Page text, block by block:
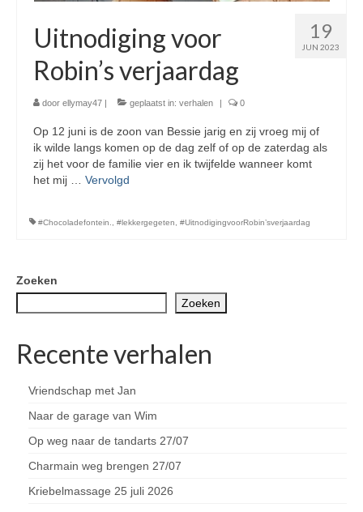
19
JUN 2023
Uitnodiging voor
Robin’s verjaardag
door ellymay47 | geplaatst in: verhalen | 0
Op 12 juni is de zoon van Bessie jarig en zij vroeg mij of
ik wilde langs komen op de dag zelf of op de zaterdag als
zij het voor de familie vier en ik twijfelde wanneer komt
het mij … Vervolgd
#Chocoladefontein. #lekkergegeten #UitnodigingvoorRobin’sverjaardag
Zoeken
Zoeken
Recente verhalen
Vriendschap met Jan
Naar de garage van Wim
Op weg naar de tandarts 27/07
Charmain weg brengen 27/07
Kriebelmassage 25 juli 2026